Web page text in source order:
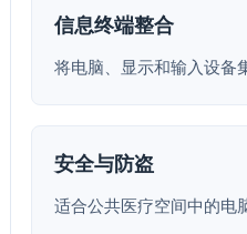
信息终端整合
将电脑、显示和输入设备
安全与防盗
适合公共医疗空间中的电